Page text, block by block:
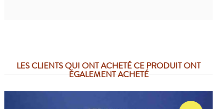
LES CLIENTS QUI ONT ACHETÉ CE PRODUIT ONT
ÉGALEMENT ACHETÉ